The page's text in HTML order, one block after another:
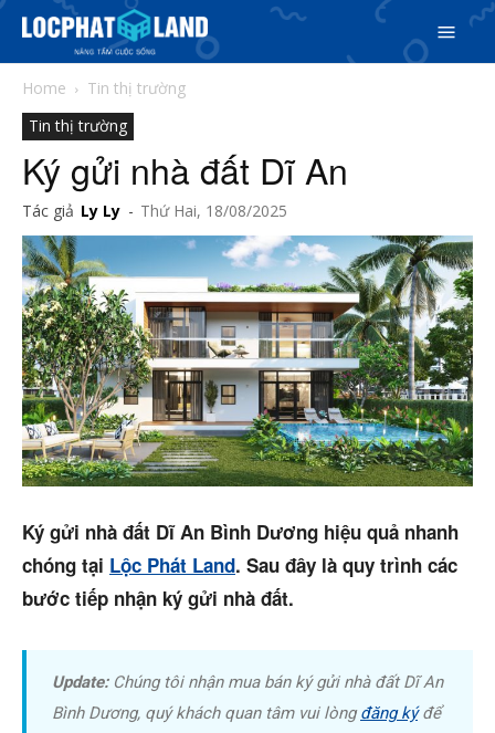
Search
Search
5/5(12 Reviews)
Phiên bản cập nhật V3
& tìm kiếm nhanh chóng hơn
Dự án
Mua bán
Thị trường
Home
Tin thị trường
Tin thị trường
Ký gửi nhà đất Dĩ An
Tác giả Ly Ly - Thứ Hai, 18/08/2025
Ký gửi nhà đất Dĩ An Bình Dương hiệu quả nhanh
chóng tại Lộc Phát Land. Sau đây là quy trình các
bước tiếp nhận ký gửi nhà đất.
Update:Chúng tôi nhận mua bán ký gửi nhà đất Dĩ An
Bình Dương, quý khách quan tâm vui lòngđăng kýđể